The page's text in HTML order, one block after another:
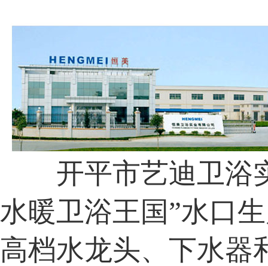
开平市艺迪卫浴
水暖卫浴王国”水口
高档水龙头、下水器